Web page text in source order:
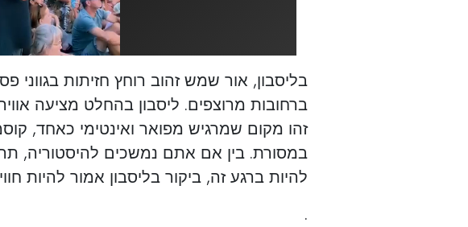
בליסבון, אור שמש זהוב רוחץ חזיתות
ברחובות מרוצפים. ליסבון בהחלט מציעה
זהו מקום שמרגיש מפואר ואינטימי כאחד,
במסורת. בין אם אתם נמשכים להיסטוריה,
להיות ברגע זה, ביקור בליסבון אמור להיות
.